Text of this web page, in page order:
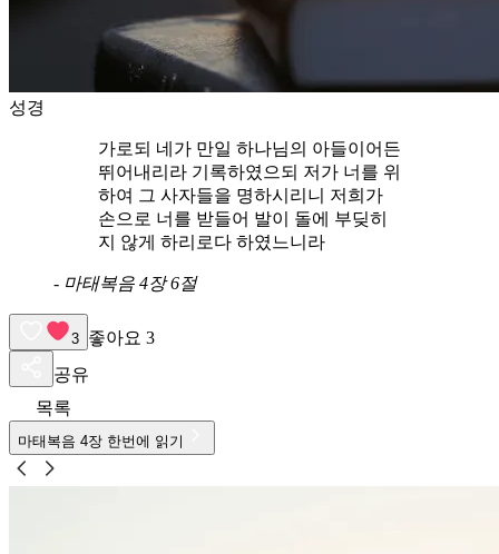
성경
가로되 네가 만일 하나님의 아들이어든
뛰어내리라 기록하였으되 저가 너를 위
하여 그 사자들을 명하시리니 저희가
손으로 너를 받들어 발이 돌에 부딪히
지 않게 하리로다 하였느니라
- 마태복음 4장 6절
3 좋아요 3
공유
목록
마태복음 4장 한번에 읽기